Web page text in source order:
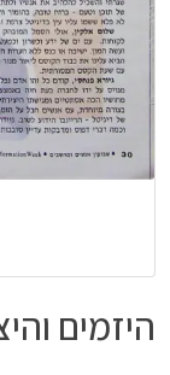
היזמים